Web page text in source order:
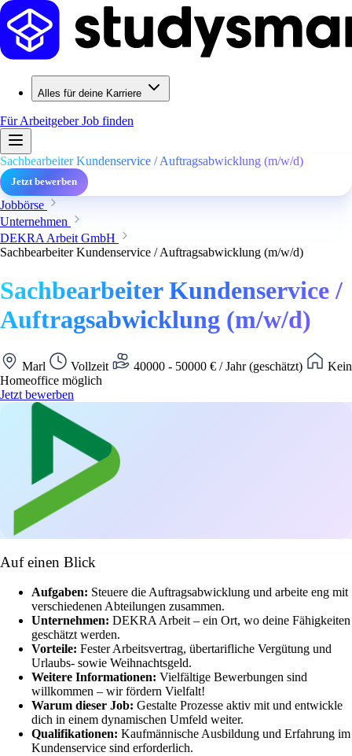
Alles für deine Karriere
Für ArbeitgeberJob finden
Sachbearbeiter Kundenservice / Auftragsabwicklung (m/w/d)
Jetzt bewerben
Jobbörse
Unternehmen
DEKRA Arbeit GmbH
Sachbearbeiter Kundenservice / Auftragsabwicklung (m/w/d)
Sachbearbeiter Kundenservice /
Auftragsabwicklung (m/w/d)
Marl Vollzeit 40000 - 50000 € / Jahr (geschätzt)
Kein
Homeoffice möglich
Jetzt bewerben
Auf einen Blick
Aufgaben: Steuere die Auftragsabwicklung und arbeite eng mit
verschiedenen Abteilungen zusammen.
Unternehmen: DEKRA Arbeit – ein Ort, wo deine Fähigkeiten
geschätzt werden.
Vorteile: Fester Arbeitsvertrag, übertarifliche Vergütung und
Urlaubs- sowie Weihnachtsgeld.
Weitere Informationen: Vielfältige Bewerbungen sind
willkommen – wir fördern Vielfalt!
Warum dieser Job: Gestalte Prozesse aktiv mit und entwickle
dich in einem dynamischen Umfeld weiter.
Qualifikationen: Kaufmännische Ausbildung und Erfahrung im
Kundenservice sind erforderlich.